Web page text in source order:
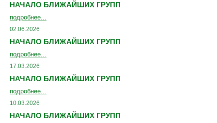
НАЧАЛО БЛИЖАЙШИХ ГРУПП
подробнее...
02.06.2026
НАЧАЛО БЛИЖАЙШИХ ГРУПП
подробнее...
17.03.2026
НАЧАЛО БЛИЖАЙШИХ ГРУПП
подробнее...
10.03.2026
НАЧАЛО БЛИЖАЙШИХ ГРУПП